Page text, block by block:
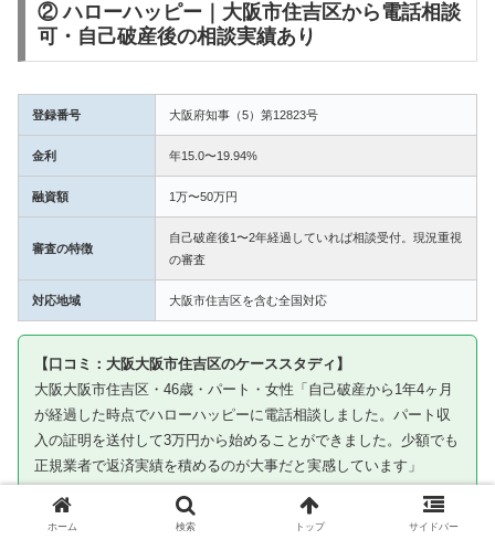
② ハローハッピー｜大阪市住吉区から電話相談
可・自己破産後の相談実績あり
登録番号 大阪府知事（5）第12823号
金利 年15.0〜19.94%
融資額 1万〜50万円
審査の特徴
自己破産後1〜2年経過していれば相談受付。現況重視
の審査
対応地域 大阪市住吉区を含む全国対応
【口コミ：大阪大阪市住吉区のケーススタディ】
大阪大阪市住吉区・46歳・パート・女性「自己破産から1年4ヶ月
が経過した時点でハローハッピーに電話相談しました。パート収
入の証明を送付して3万円から始めることができました。少額でも
正規業者で返済実績を積めるのが大事だと実感しています」
ホーム 検索 トップ サイドバー